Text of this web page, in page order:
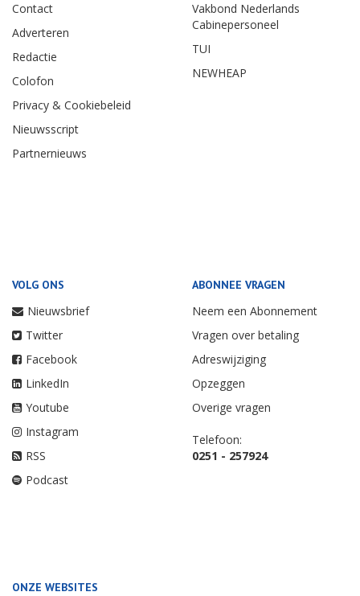
Contact
Adverteren
Redactie
Colofon
Privacy & Cookiebeleid
Nieuwsscript
Partnernieuws
Vakbond Nederlands
Cabinepersoneel
TUI
NEWHEAP
VOLG ONS
Nieuwsbrief
Twitter
Facebook
LinkedIn
Youtube
Instagram
RSS
Podcast
ABONNEE VRAGEN
Neem een Abonnement
Vragen over betaling
Adreswijziging
Opzeggen
Overige vragen
Telefoon:
0251 - 257924
ONZE WEBSITES